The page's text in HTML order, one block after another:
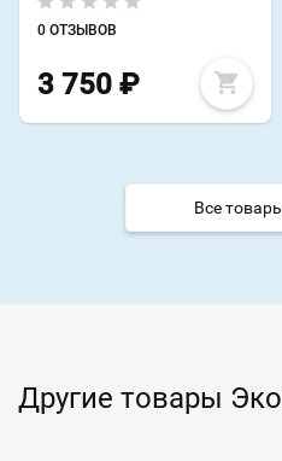
0 ОТЗЫВОВ
3 750 ₽
Все
Другие товары